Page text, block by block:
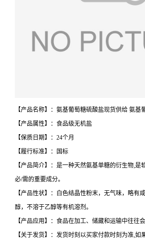
【产品名称】：氨基葡萄糖硫酸盐现货供给 氨基
【产品属性】：食品级无机盐
【保质日期】：24个月
【履行标准】：国标
【产品简介】：是一种天然氨基单糖的衍生物,是
必/需的重要成分。
【产品性状】：白色结晶性粉末，无气味，略有
醇，不溶于乙醇等有机溶剂。
【产品应用】：食品在加工、储藏和运输中往往
【关于发货】：发货时刻以买家付款时刻为准,如